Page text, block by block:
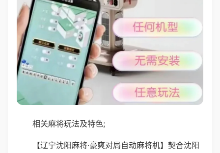
相关麻将玩法及特色;
【辽宁沈阳麻将·豪爽对局自动麻将机】契合沈阳